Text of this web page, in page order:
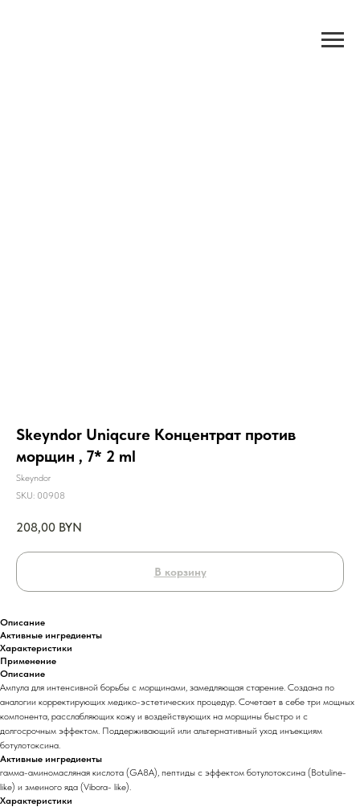
Skeyndor Uniqcure Концентрат против
морщин , 7* 2 ml
Skeyndor
SKU: 00908
208,00 BYN
В корзину
Описание
Активные ингредиенты
Характеристики
Применение
Описание
Ампула для интенсивной борьбы с морщинами, замедляющая старение. Создана по
аналогии корректирующих медико-эстетических процедур. Сочетает в себе три мощных
компонента, расслабляющих кожу и воздействующих на морщины быстро и с
долгосрочным эффектом. Поддерживающий или альтернативный уход инъекциям
ботулотоксина.
Активные ингредиенты
гамма-аминомасляная кислота (GA8A), пептиды с эффектом ботулотоксина (Botuline-
like) и змеиного яда (Vibora- like).
Характеристики